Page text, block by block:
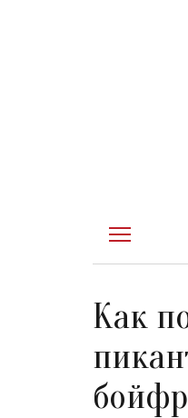
Как